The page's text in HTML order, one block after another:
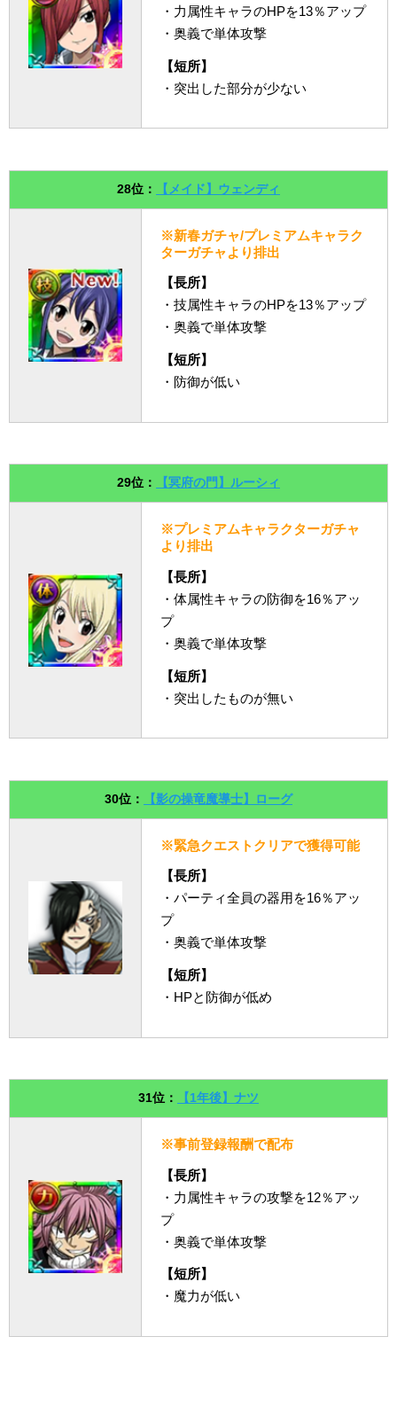
・力属性キャラのHPを13％アップ
・奥義で単体攻撃
【短所】
・突出した部分が少ない
28位： 【メイド】ウェンディ
※新春ガチャ/プレミアムキャラク
ターガチャより排出
【長所】
・技属性キャラのHPを13％アップ
・奥義で単体攻撃
【短所】
・防御が低い
29位： 【冥府の門】ルーシィ
※プレミアムキャラクターガチャ
より排出
【長所】
・体属性キャラの防御を16％アッ
プ
・奥義で単体攻撃
【短所】
・突出したものが無い
30位： 【影の操竜魔導士】ローグ
※緊急クエストクリアで獲得可能
【長所】
・パーティ全員の器用を16％アッ
プ
・奥義で単体攻撃
【短所】
・HPと防御が低め
31位： 【1年後】ナツ
※事前登録報酬で配布
【長所】
・力属性キャラの攻撃を12％アッ
プ
・奥義で単体攻撃
【短所】
・魔力が低い